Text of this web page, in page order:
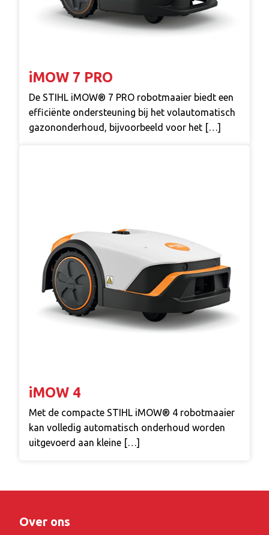
iMOW 7 PRO
De STIHL iMOW® 7 PRO robotmaaier biedt een
efficiënte ondersteuning bij het volautomatisch
gazononderhoud, bijvoorbeeld voor het […]
iMOW 4
Met de compacte STIHL iMOW® 4 robotmaaier
kan volledig automatisch onderhoud worden
uitgevoerd aan kleine […]
Over ons